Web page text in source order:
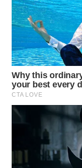
WN
KUNINGAN
WN
MAJALENGKA
WN
SUBANG
SUKABUMI
WN
PURWAKARTA